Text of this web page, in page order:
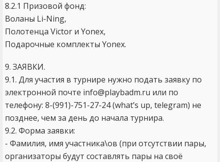
8.2.1 Призовой фонд:
Воланы Li-Ning,
Полотенца Victor и Yonex,
Подарочные комплекты Yonex.
9. ЗАЯВКИ.
9.1. Для участия в турнире нужно подать заявку по
электронной почте info@playbadm.ru или по
телефону: 8-(991)-751-27-24 (what’s up, telegram) не
позднее, чем за день до начала турнира.
9.2. Форма заявки:
- Фамилия, имя участника\ов (при отсутствии пары,
организаторы будут составлять пары на своё